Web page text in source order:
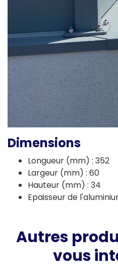
Dimensions
Longueur (mm) : 352
Largeur (mm) : 60
Hauteur (mm) : 34
Epaisseur de
Autres
vous